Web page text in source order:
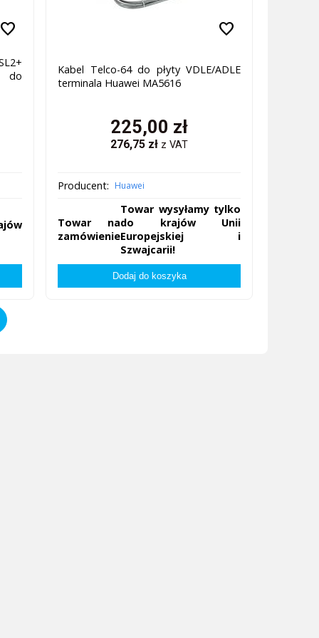
favorite
do
favorite
Kabel Telco-64 do płyty VDLE/ADLE
terminala Huawei MA5616
225,00 zł
276,75 zł z VAT
Producent: Huawei
Towar na
zamówienie
Towar wysyłamy tylko
do krajów Unii
Europejskiej i
Szwajcarii!